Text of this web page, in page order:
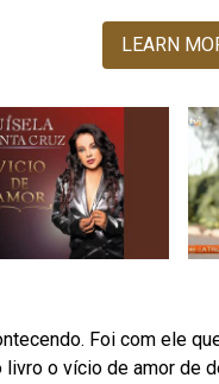
LEARN
Foi com ele
o vício de amor de